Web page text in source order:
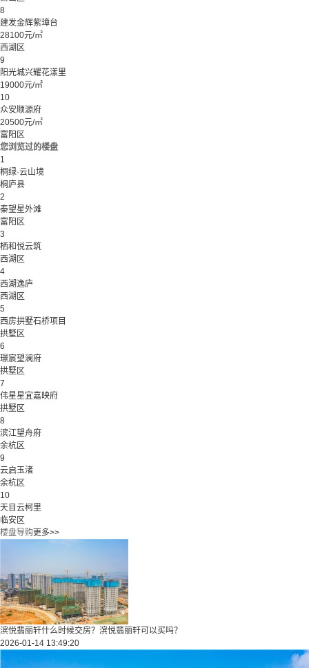
8
建发金辉紫璋台
28100元/㎡
西湖区
9
阳光城兴耀花漾里
19000元/㎡
10
众安顺源府
20500元/㎡
富阳区
您浏览过的楼盘
1
桐绿·云山境
桐庐县
2
秦望星外滩
富阳区
3
栖和悦云筑
西湖区
4
西湖逸庐
西湖区
5
西房拱墅石桥项目
拱墅区
6
璟宸望澜府
拱墅区
7
伟星星宜嘉映府
拱墅区
8
滨江望舟府
余杭区
9
云启玉渚
余杭区
10
天目云柯里
临安区
楼盘导购更多>>
滨悦翡丽轩什么时候交房？滨悦翡丽轩可以买吗？
2026-01-14 13:49:20